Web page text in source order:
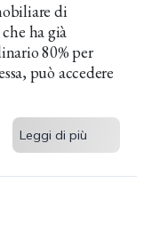
di
ha già
80% per
può accedere
Leggi di più